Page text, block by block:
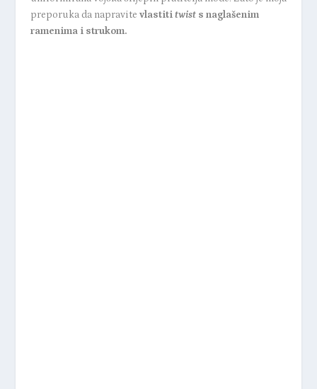
preporuka da napravite vlastititwists naglašenim
ramenima i strukom.